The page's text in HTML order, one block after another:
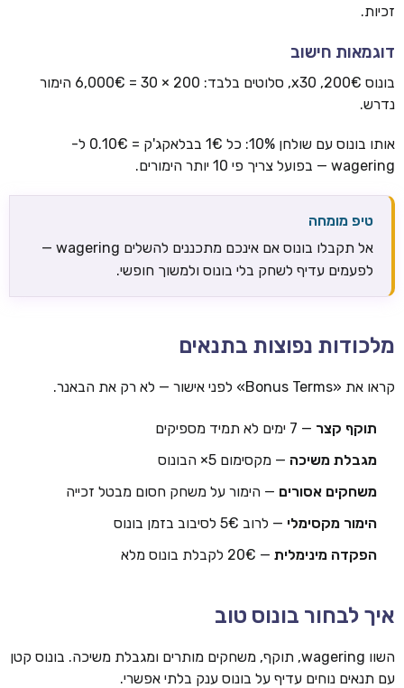
זכיות.
דוגמאות חישוב
בונוס 200€, x30, סלוטים בלבד: 200 × 30 = 6,000€ הימור
נדרש.
אותו בונוס עם שולחן 10%: כל 1€ בבלאקג'ק = 0.10€ ל-
wagering — בפועל צריך פי 10 יותר הימורים.
טיפ מומחה
אל תקבלו בונוס אם אינכם מתכננים להשלים wagering —
לפעמים עדיף לשחק בלי בונוס ולמשוך חופשי.
מלכודות נפוצות בתנאים
קראו את «Bonus Terms» לפני אישור — לא רק את הבאנר.
תוקף קצר — 7 ימים לא תמיד מספיקים
מגבלת משיכה — מקסימום 5× הבונוס
משחקים אסורים — הימור על משחק חסום מבטל זכייה
הימור מקסימלי — לרוב 5€ לסיבוב בזמן בונוס
הפקדה מינימלית — 20€ לקבלת בונוס מלא
איך לבחור בונוס טוב
השוו wagering, תוקף, משחקים מותרים ומגבלת משיכה. בונוס קטן
עם תנאים נוחים עדיף על בונוס ענק בלתי אפשרי.